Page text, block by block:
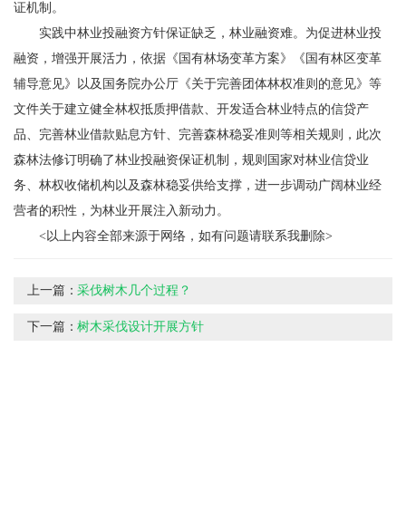
证机制。
实践中林业投融资方针保证缺乏，林业融资难。为促进林业投
融资，增强开展活力，依据《国有林场变革方案》《国有林区变革
辅导意见》以及国务院办公厅《关于完善团体林权准则的意见》等
文件关于建立健全林权抵质押借款、开发适合林业特点的信贷产
品、完善林业借款贴息方针、完善森林稳妥准则等相关规则，此次
森林法修订明确了林业投融资保证机制，规则国家对林业信贷业
务、林权收储机构以及森林稳妥供给支撑，进一步调动广阔林业经
营者的积性，为林业开展注入新动力。
<以上内容全部来源于网络，如有问题请联系我删除>
上一篇：采伐树木几个过程？
下一篇：树木采伐设计开展方针